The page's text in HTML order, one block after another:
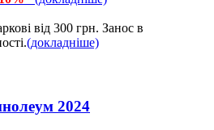
від 300 грн. Занос в
(докладніше)
2024